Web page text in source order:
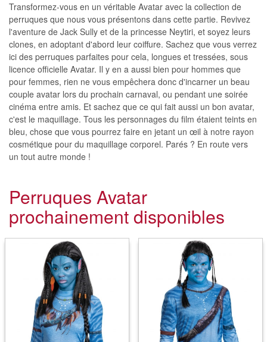
Transformez-vous en un véritable Avatar avec la collection de
perruques que nous vous présentons dans cette partie. Revivez
l'aventure de Jack Sully et de la princesse Neytiri, et soyez leurs
clones, en adoptant d'abord leur coiffure. Sachez que vous verrez
ici des perruques parfaites pour cela, longues et tressées, sous
licence officielle Avatar. Il y en a aussi bien pour hommes que
pour femmes, rien ne vous empêchera donc d'incarner un beau
couple avatar lors du prochain carnaval, ou pendant une soirée
cinéma entre amis. Et sachez que ce qui fait aussi un bon avatar,
c'est le maquillage. Tous les personnages du film étaient teints en
bleu, chose que vous pourrez faire en jetant un œil à notre rayon
cosmétique pour du maquillage corporel. Parés ? En route vers
un tout autre monde !
Perruques Avatar
prochainement disponibles